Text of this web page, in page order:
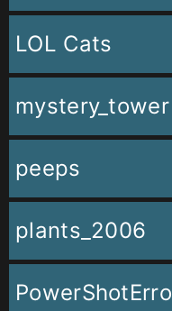
LOL Cats
mystery_tower
peeps
plants_2006